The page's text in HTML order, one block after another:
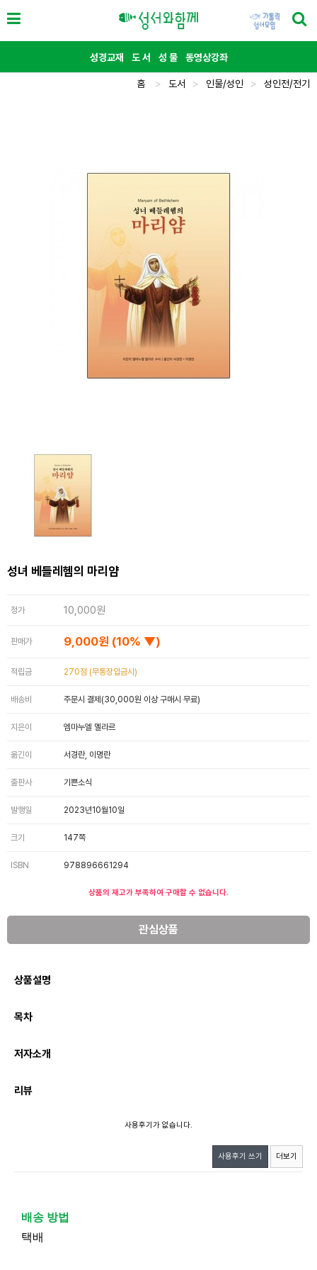
성경교재 도 서 성 물 동영상강좌
홈 > 도서 > 인물/성인 > 성인전/전기
성녀 베들레헴의 마리얌
정가 10,000원
판매가 9,000원 (10% ▼)
적립금 270점 (무통장입금시)
배송비 주문시 결제(30,000원 이상 구매시 무료)
지은이 엠마누엘 멜라르
옮긴이 서경란, 이명란
출판사 기쁜소식
발행일 2023년10월10일
크기 147쪽
ISBN 978896661294
상품의 재고가 부족하여 구매할 수 없습니다.
관심상품
상품설명
목차
저자소개
리뷰
사용후기가 없습니다.
사용후기 쓰기 더보기
배송 방법
택배